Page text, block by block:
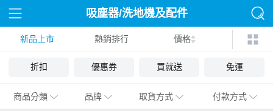
吸塵器/洗地機及配件
新品上市 熱銷排行 價格
折扣 優惠券 買就送 免運
商品分類 品牌 取貨方式 付款方式